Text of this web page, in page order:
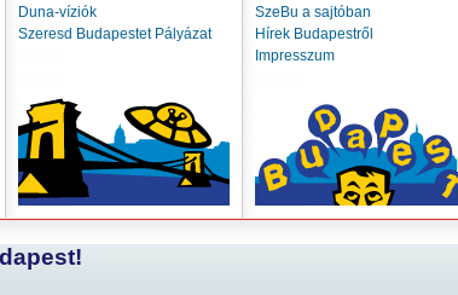
Duna-víziók
Szeresd Budapestet Pályázat
SzeBu a sajtóban
Hírek Budapestről
Impresszum